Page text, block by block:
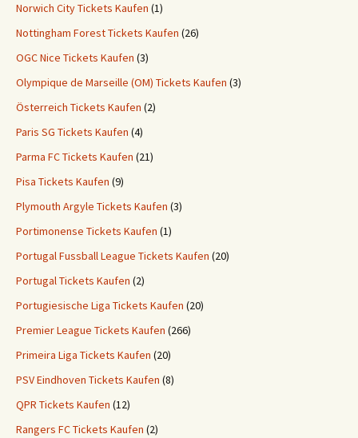
Norwich City Tickets Kaufen (1)
Nottingham Forest Tickets Kaufen (26)
OGC Nice Tickets Kaufen (3)
Olympique de Marseille (OM) Tickets Kaufen (3)
Österreich Tickets Kaufen (2)
Paris SG Tickets Kaufen (4)
Parma FC Tickets Kaufen (21)
Pisa Tickets Kaufen (9)
Plymouth Argyle Tickets Kaufen (3)
Portimonense Tickets Kaufen (1)
Portugal Fussball League Tickets Kaufen (20)
Portugal Tickets Kaufen (2)
Portugiesische Liga Tickets Kaufen (20)
Premier League Tickets Kaufen (266)
Primeira Liga Tickets Kaufen (20)
PSV Eindhoven Tickets Kaufen (8)
QPR Tickets Kaufen (12)
Rangers FC Tickets Kaufen (2)